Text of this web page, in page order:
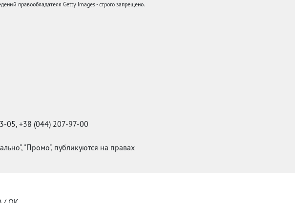
правообладателя Getty Images - строго запрещено.
05, +38 (044) 207-97-00
"Промо", публикуются на правах